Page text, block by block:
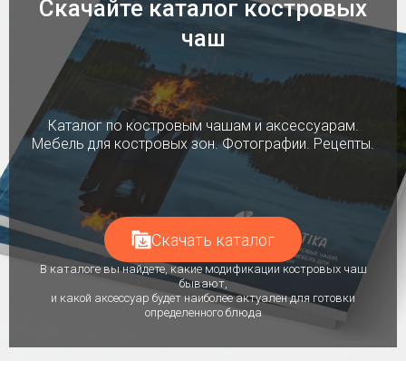
Скачайте каталог костровых
чаш
Каталог по костровым чашам и аксессуарам.
Мебель для костровых зон. Фотографии. Рецепты.
Скачать каталог
В каталоге вы найдете, какие модификации костровых чаш
бывают,
и какой аксессуар будет наиболее актуален для готовки
определенного блюда